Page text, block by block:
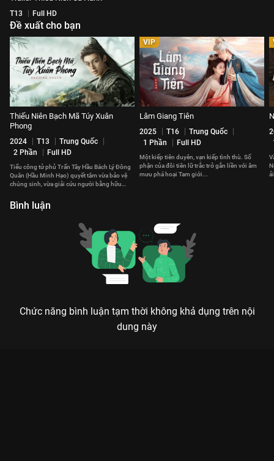
T13 Full HD
Đề xuất cho bạn
Thiếu Niên Bạch Mã Túy Xuân
Phong
2024 T13
Trung Quốc
2 Phần
Full HD
Tiểu công tử phủ Trấn Tây Hầu Bách Lý Đông
Quân (Hầu Minh Hạo) quyết tâm vừa bảo vệ
chúng sinh, vừa giải cứu người bằng hữu
VIP
Lâm Giang Tiên
2025 T16
Trung Quốc
1 Phần
Full HD
Một kiếp tiên duyên, vạn kiếp tình thù. Số
phận của đôi tiên lữ trắc trở gắn liền với âm
mưu phá hoại Tam giới...
Bình luận
Chức năng bình luận tạm thời không khả dụng trên nội
dung này